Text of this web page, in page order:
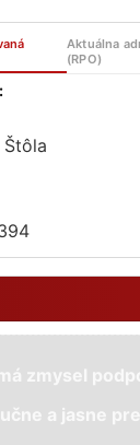
Aktuálna
(RPO)
zmysel
a jasne